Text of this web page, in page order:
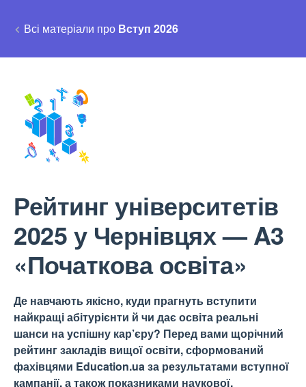
Всі матеріали про Вступ 2026
Рейтинг університетів
2025 у Чернівцях — A3
«Початкова освіта»
Де навчають якісно, куди прагнуть вступити
найкращі абітурієнти й чи дає освіта реальні
шанси на успішну кар’єру? Перед вами щорічний
рейтинг закладів вищої освіти, сформований
фахівцями Education.ua за результатами вступної
кампанії, а також показниками наукової,